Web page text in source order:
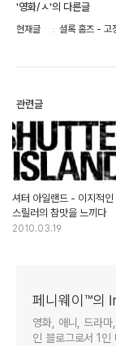
'영화/ㅅ'의 다른글
현재글 셜록 홈즈 - 고
관련글
셔터 아일랜드 - 이지적인
스릴러의 참맛을 느끼다
2010.03.19
페니웨이™의
영화, 애니, 드라
인 블로그로서 1인